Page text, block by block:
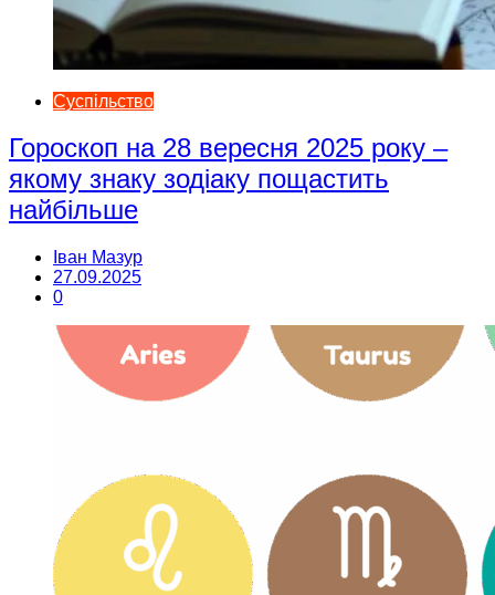
Суспільство
Гороскоп на 28 вересня 2025 року –
якому знаку зодіаку пощастить
найбільше
Іван Мазур
27.09.2025
0